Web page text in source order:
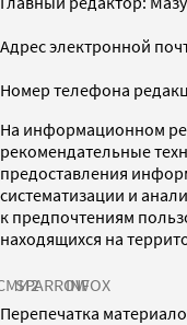
Адрес электронной
Номер телефона
На информационном
рекомендательные
предоставления
систематизации и
к предпочтениям
находящихся на
SPARROWINFOX
Перепечатка